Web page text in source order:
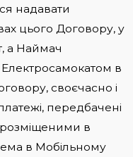
надавати
цього Договору, у
а Наймач
Електросамокатом в
своєчасно і
передбачені
в
в Мобільному